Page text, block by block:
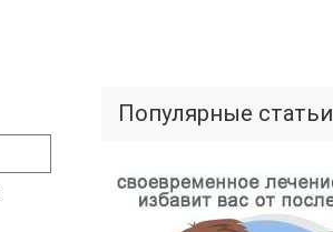
Популярные статьи